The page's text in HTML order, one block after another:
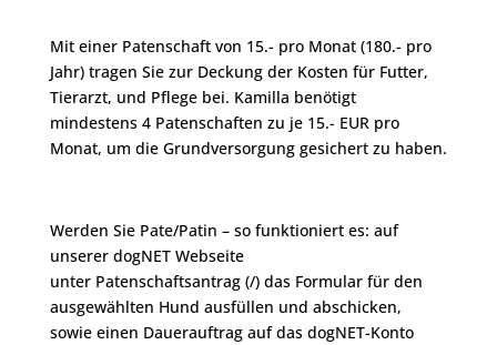
Mit einer Patenschaft von 15.- pro Monat (180.- pro
Jahr) tragen Sie zur Deckung der Kosten für Futter,
Tierarzt, und Pflege bei. Kamilla benötigt
mindestens 4 Patenschaften zu je 15.- EUR pro
Monat, um die Grundversorgung gesichert zu haben.
Werden Sie Pate/Patin – so funktioniert es: auf
unserer dogNET Webseite
unter Patenschaftsantrag (/) das Formular für den
ausgewählten Hund ausfüllen und abschicken,
sowie einen Dauerauftrag auf das dogNET-Konto